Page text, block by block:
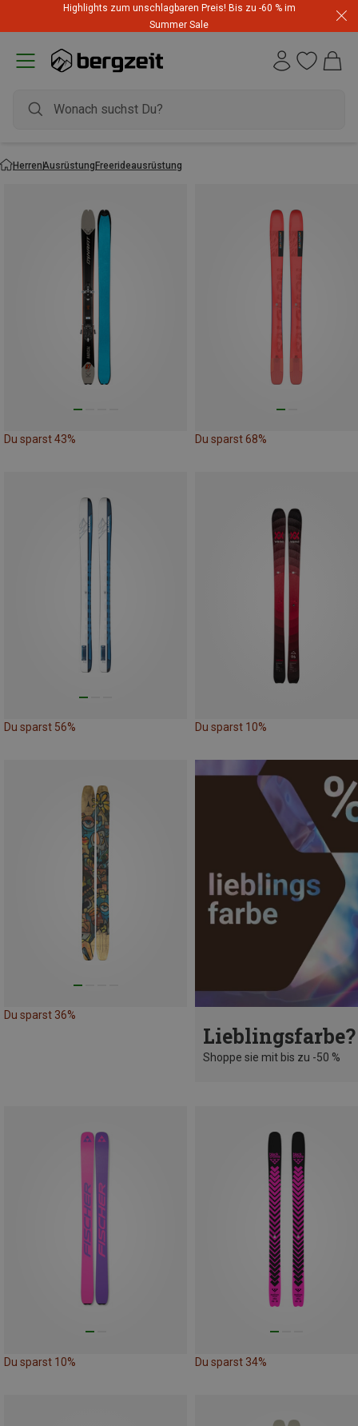
Highlights zum unschlagbaren Preis! Bis zu -60 % im
Summer Sale
HerrenAusrüstungFreerideausrüstung
Du sparst 43% Du sparst 68%
Du sparst 56% Du sparst 10%
Du sparst 36%
Lieblingsfarbe?
Shoppe sie mit bis zu -50 %
Du sparst 10% Du sparst 34%